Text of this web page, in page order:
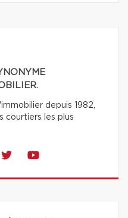
depuis 1982,
courtiers les plus